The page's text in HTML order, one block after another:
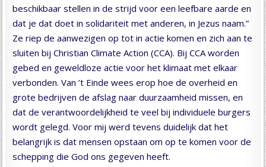
beschikbaar stellen in de strijd voor een leefbare aarde en
dat je dat doet in solidariteit met anderen, in Jezus naam.”
Ze riep de aanwezigen op tot in actie komen en zich aan te
sluiten bij Christian Climate Action (CCA). Bij CCA worden
gebed en geweldloze actie voor het klimaat met elkaar
verbonden. Van ’t Einde wees erop hoe de overheid en
grote bedrijven de afslag naar duurzaamheid missen, en
dat de verantwoordelijkheid te veel bij individuele burgers
wordt gelegd. Voor mij werd tevens duidelijk dat het
belangrijk is dat mensen opstaan om op te komen voor de
schepping die God ons gegeven heeft.